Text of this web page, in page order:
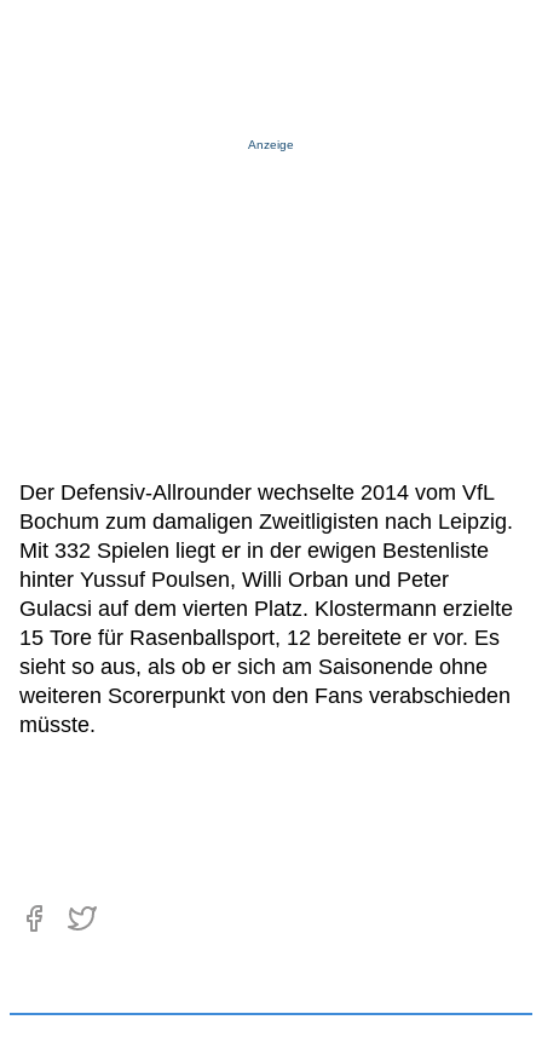
Anzeige
Der Defensiv-Allrounder wechselte 2014 vom VfL
Bochum zum damaligen Zweitligisten nach Leipzig.
Mit 332 Spielen liegt er in der ewigen Bestenliste
hinter Yussuf Poulsen, Willi Orban und Peter
Gulacsi auf dem vierten Platz. Klostermann erzielte
15 Tore für Rasenballsport, 12 bereitete er vor. Es
sieht so aus, als ob er sich am Saisonende ohne
weiteren Scorerpunkt von den Fans verabschieden
müsste.